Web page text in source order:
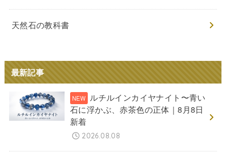
天然石の教科書
最新記事
ルチルインカイヤナイト〜青い
石に浮かぶ、赤茶色の正体｜8月8日
新着
2026.08.08